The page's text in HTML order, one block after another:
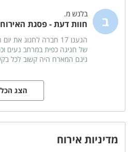
ב בלנש מ.
חוות דעת - פסגת האירוח
של חגיגה כפית במרחב נעים
גינם המארח היה קשוב לכל
הצג הכל
מדיניות אירוח